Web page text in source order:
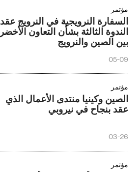
مؤتمر
السفارة النرويجية في النرويج عقد
الندوة الثالثة بشأن التعاون الأخضر
بين الصين والنرويج
05-09
مؤتمر
الصين وكينيا منتدى الأعمال الذي
عقد بنجاح في نيروبي
03-26
مؤتمر